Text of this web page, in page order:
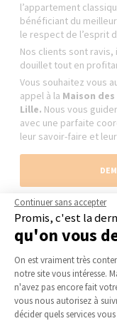
l’appartement
bénéficiant du
le respect de l’esprit
Nos clients sont
douillet tout en
Vous souhaitez vous
appel à la Maison
Lille. Nous vous
avec une parfaite
leur savoir-faire et
Rénovation
Continuer sans accepter
Promis, c'est la
qu'on vous
Plateforme
On est vraiment très
notre site vous intéresse.
n'avez pas encore fait
vous nous autorisez à
décider quels services